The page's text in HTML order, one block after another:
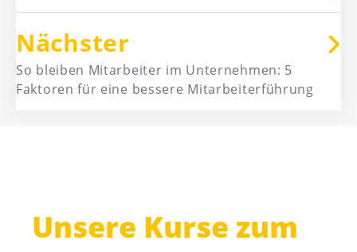
Nächster
So bleiben Mitarbeiter im Unternehmen: 5
Faktoren für eine bessere Mitarbeiterführung
Unsere Kurse zum